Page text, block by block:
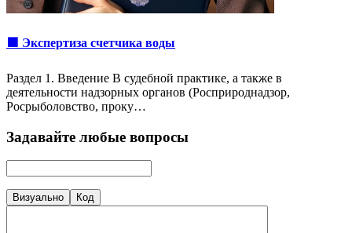
🟩 Экспертиза счетчика воды
Раздел 1. Введение В судебной практике, а также в
деятельности надзорных органов (Росприроднадзор,
Росрыболовство, проку…
Задавайте любые вопросы
Визуально Код